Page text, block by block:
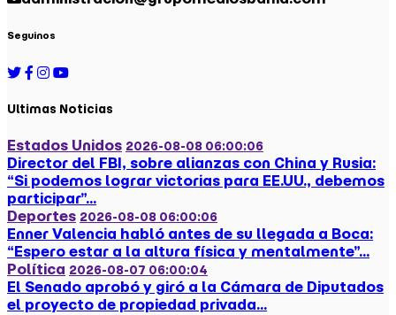
Seguinos
Ultimas Noticias
Estados Unidos 2026-08-08 06:00:06
Director del FBI, sobre alianzas con China y Rusia:
“Si podemos lograr victorias para EE.UU., debemos
participar”...
Deportes 2026-08-08 06:00:06
Enner Valencia habló antes de su llegada a Boca:
“Espero estar a la altura física y mentalmente”...
Política 2026-08-07 06:00:04
El Senado aprobó y giró a la Cámara de Diputados
el proyecto de propiedad privada...